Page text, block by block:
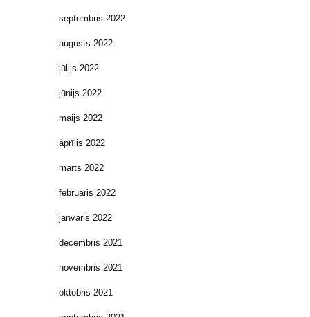
septembris 2022
augusts 2022
jūlijs 2022
jūnijs 2022
maijs 2022
aprīlis 2022
marts 2022
februāris 2022
janvāris 2022
decembris 2021
novembris 2021
oktobris 2021